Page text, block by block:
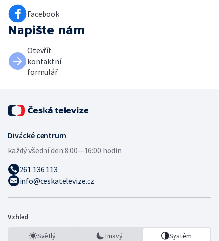
Facebook
Napište nám
Otevřít
kontaktní
formulář
Divácké centrum
každý všední den:8:00—16:00 hodin
261 136 113
info@ceskatelevize.cz
Vzhled
Světlý Tmavý Systém